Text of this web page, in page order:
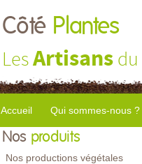
Côté Plantes
LesArtisans du
Accueil Qui sommes-nous ?
Nos produits
Nos productions végétales